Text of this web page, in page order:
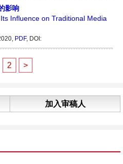
影响
Influence on Traditional Media
PDF, DOI:
2 >
加入审稿人